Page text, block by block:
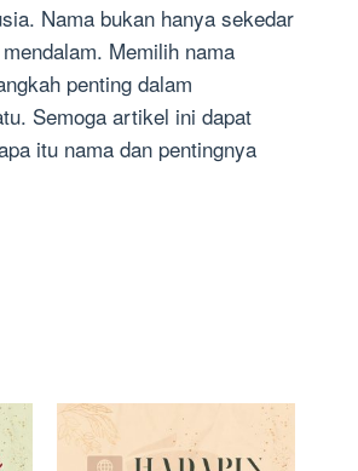
Nama bukan hanya sekedar
Memilih nama
penting dalam
Semoga artikel ini dapat
itu nama dan pentingnya